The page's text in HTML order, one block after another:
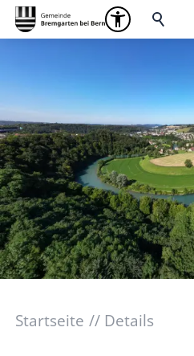
Startseite
Details